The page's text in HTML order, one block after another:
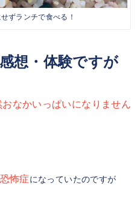
ずランチで食べる！
想・体験ですが
なかいっぱいになりません
怖症になっていたのですが